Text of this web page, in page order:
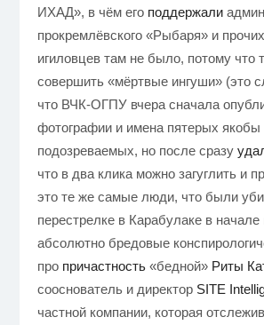
ИХАД», в чём его поддержали
прокремлёвского «Рыбаря» и
игиловцев там не было, потому что
совершить «мёртвые ингуши» (это
что ВЧК-ОГПУ вчера сначала
фотографии и имена пятерых якобы
подозреваемых, но после сразу
что в два клика можно загуглить и
это те же самые люди, что были
перестрелке в Карабулаке в начале
абсолютно бредовые
про причастность«бедной» Риты
сооснователь и директор SITE
частной компании, которая